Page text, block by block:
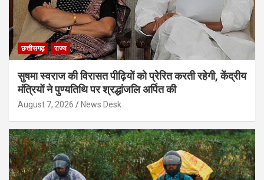
छत्तीसगढ़ राज्य
सुषमा स्वराज की विरासत पीढ़ियों को प्रेरित करती रहेगी, केंद्रीय
मंत्रियों ने पुण्यतिथि पर श्रद्धांजलि अर्पित की
August 7, 2026 News Desk